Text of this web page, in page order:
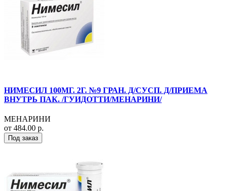
НИМЕСИЛ 100МГ. 2Г. №9 ГРАН. Д/СУСП. Д/ПРИЕМА
ВНУТРЬ ПАК. /ГУИДОТТИ/МЕНАРИНИ/
МЕНАРИНИ
от 484.00 р.
Под заказ